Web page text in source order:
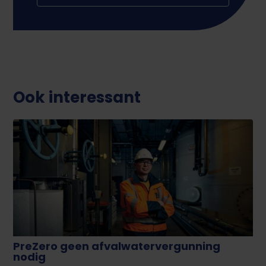
Ook interessant
PreZero geen afvalwatervergunning
nodig